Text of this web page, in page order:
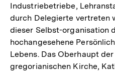
Industriebetriebe,
durch Delegierte vertreten
dieser Selbst-organisation
hochangesehene
Lebens. Das Oberhaupt
gregorianischen Kirche,